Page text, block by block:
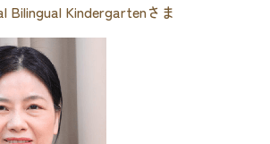
Bilingual Kindergartenさま